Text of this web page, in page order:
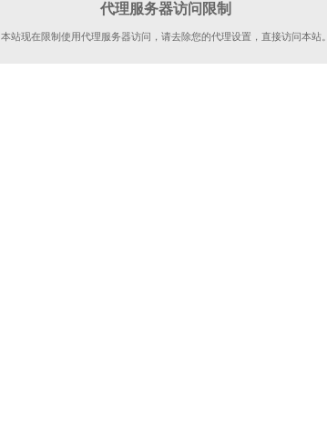
代理服务器访问限制
本站现在限制使用代理服务器访问，请去除您的代理设置，直接访问本站。